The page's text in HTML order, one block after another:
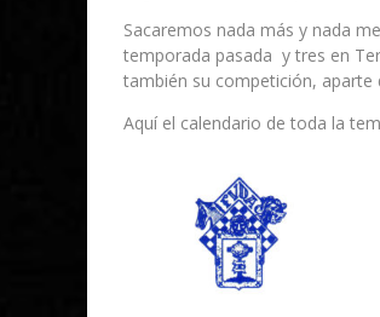
Sacaremos nada más y nada
temporada pasada y tres en
también su competición, aparte
Aquí el calendario de toda la